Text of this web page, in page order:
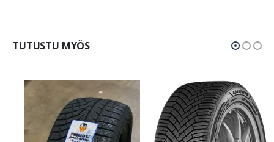
TUTUSTU MYÖS